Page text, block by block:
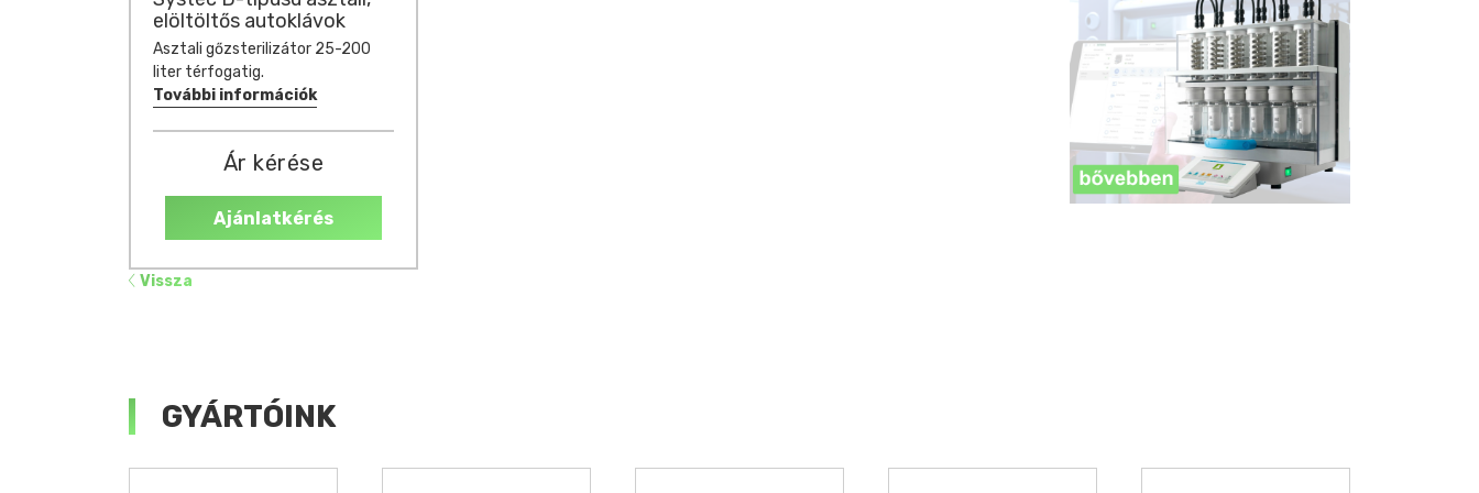
elöltöltős autoklávok
Asztali gőzsterilizátor 25-200
liter térfogatig.
További információk
Ár kérése
Ajánlatkérés
Vissza
GYÁRTÓINK